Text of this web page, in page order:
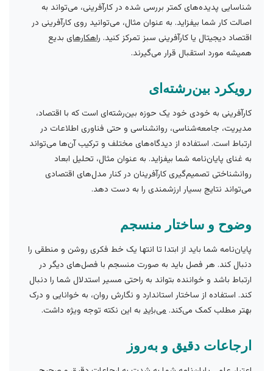
شناسایی پدیده‌های کمتر بررسی شده در کارآفرینی، می‌تواند به
اصالت کار شما بیفزاید. به عنوان مثال، می‌توانید روی کارآفرینی در
اقتصاد دیجیتال یا کارآفرینی سبز تمرکز کنید. راهکارهای بدیع
همیشه مورد استقبال قرار می‌گیرند.
رویکرد بین‌رشته‌ای
کارآفرینی به خودی خود یک حوزه بین‌رشته‌ای است که با اقتصاد،
مدیریت، جامعه‌شناسی، روانشناسی و حتی فناوری اطلاعات در
ارتباط است. استفاده از دیدگاه‌های مختلف و ترکیب آن‌ها می‌تواند
به غنای پایان‌نامه شما بیفزاید. به عنوان مثال، تحلیل ابعاد
روانشناختی تصمیم‌گیری کارآفرینان در کنار مدل‌های اقتصادی
می‌تواند نتایج بسیار ارزشمندی را به دست دهد.
وضوح و ساختار منسجم
پایان‌نامه شما باید از ابتدا تا انتها یک خط فکری روشن و منطقی را
دنبال کند. هر فصل باید به صورت منسجم با فصل‌های دیگر در
ارتباط باشد و خواننده بتواند به راحتی مسیر استدلال شما را دنبال
کند. استفاده از ساختار استاندارد و نگارش روان، به خوانایی و درک
بهتر مطلب کمک می‌کند. می‌باید به این نکته توجه ویژه داشت.
ارجاعات دقیق و به‌روز